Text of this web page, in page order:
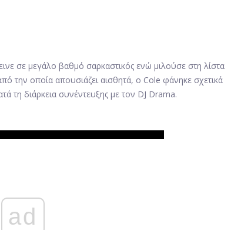
σε μεγάλο βαθμό σαρκαστικός ενώ μιλούσε στη λίστα
την οποία απουσιάζει αισθητά, ο Cole φάνηκε σχετικά
τη διάρκεια συνέντευξης με τον DJ Drama.
ad